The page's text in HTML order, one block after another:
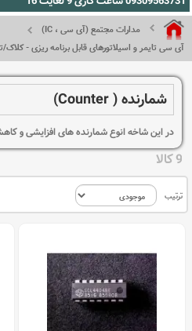
مدارات مجتمع (آی سی ، IC)
آی سی تایمر و اسیلاتورهای قابل برنامه ریزی - کلاک/
شمارنده ( Counter)
در این شاخه انوع شمارنده های افزایشی و
9 کالا
ترتیب